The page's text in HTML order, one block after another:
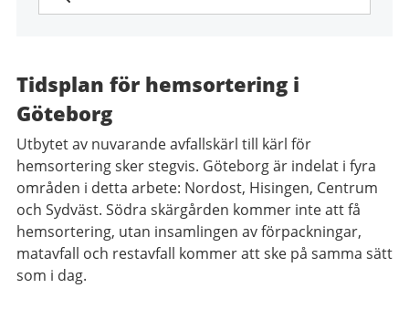
Tidsplan för hemsortering i
Göteborg
Utbytet av nuvarande avfallskärl till kärl för
hemsortering sker stegvis. Göteborg är indelat i fyra
områden i detta arbete: Nordost, Hisingen, Centrum
och Sydväst. Södra skärgården kommer inte att få
hemsortering, utan insamlingen av förpackningar,
matavfall och restavfall kommer att ske på samma sätt
som i dag.